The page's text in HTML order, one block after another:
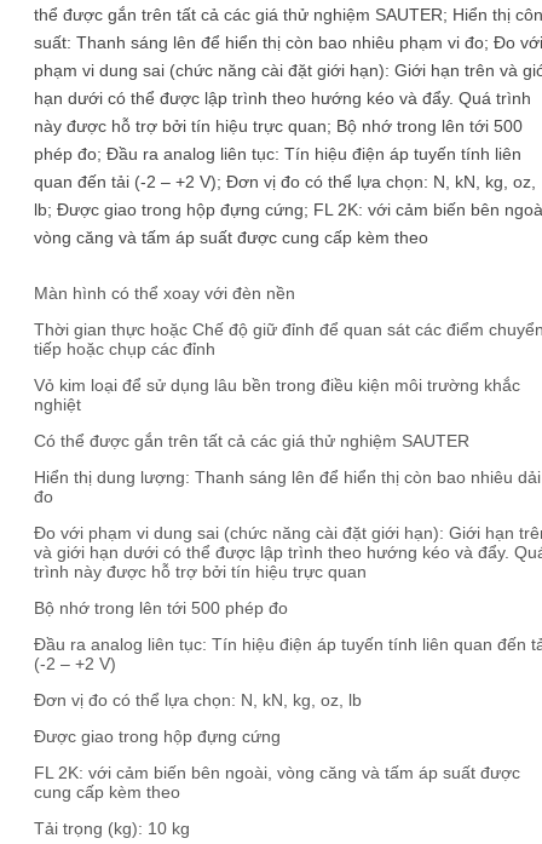
thể được gắn trên tất cả các giá thử nghiệm SAUTER; Hiển thị
suất: Thanh sáng lên để hiển thị còn bao nhiêu phạm vi đo; Đo với
phạm vi dung sai (chức năng cài đặt giới hạn): Giới hạn trên và
hạn dưới có thể được lập trình theo hướng kéo và đẩy. Quá trình
này được hỗ trợ bởi tín hiệu trực quan; Bộ nhớ trong lên tới 500
phép đo; Đầu ra analog liên tục: Tín hiệu điện áp tuyến tính liên
quan đến tải (-2 – +2 V); Đơn vị đo có thể lựa chọn: N, kN, kg, oz,
lb; Được giao trong hộp đựng cứng; FL 2K: với cảm biến bên
vòng căng và tấm áp suất được cung cấp kèm theo
Màn hình có thể xoay với đèn nền
Thời gian thực hoặc Chế độ giữ đỉnh để quan sát các điểm
tiếp hoặc chụp các đỉnh
Vỏ kim loại để sử dụng lâu bền trong điều kiện môi trường khắc
nghiệt
Có thể được gắn trên tất cả các giá thử nghiệm SAUTER
Hiển thị dung lượng: Thanh sáng lên để hiển thị còn bao nhiêu dải
đo
Đo với phạm vi dung sai (chức năng cài đặt giới hạn): Giới hạn
và giới hạn dưới có thể được lập trình theo hướng kéo và đẩy.
trình này được hỗ trợ bởi tín hiệu trực quan
Bộ nhớ trong lên tới 500 phép đo
Đầu ra analog liên tục: Tín hiệu điện áp tuyến tính liên quan đến
(-2 – +2 V)
Đơn vị đo có thể lựa chọn: N, kN, kg, oz, lb
Được giao trong hộp đựng cứng
FL 2K: với cảm biến bên ngoài, vòng căng và tấm áp suất được
cung cấp kèm theo
Tải trọng (kg): 10 kg